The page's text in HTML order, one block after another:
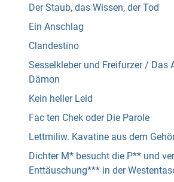
Der Staub, das Wissen, der Tod
Ein Anschlag
Clandestino
Sesselkleber und Freifurzer / Das
Dämon
Kein heller Leid
Fac ten Chek oder Die Parole
Lettmiliw. Kavatine aus dem
Dichter M* besucht die P** und
Enttäuschung*** in der